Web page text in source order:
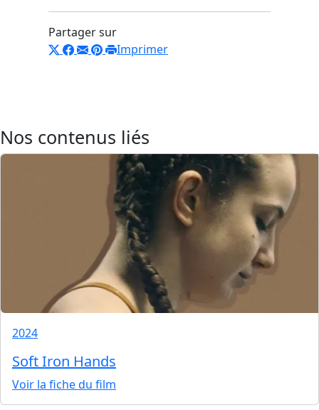
Partager sur
Imprimer
Nos contenus liés
2024
Soft Iron Hands
Voir la fiche du film